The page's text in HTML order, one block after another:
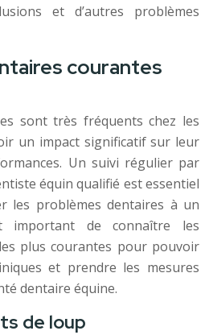
et d’autres problèmes
courantes
sont très fréquents chez les
un impact significatif sur leur
Un suivi régulier par
équin qualifié est essentiel
les problèmes dentaires à un
important de connaître les
plus courantes pour pouvoir
et prendre les mesures
dentaire équine.
de loup